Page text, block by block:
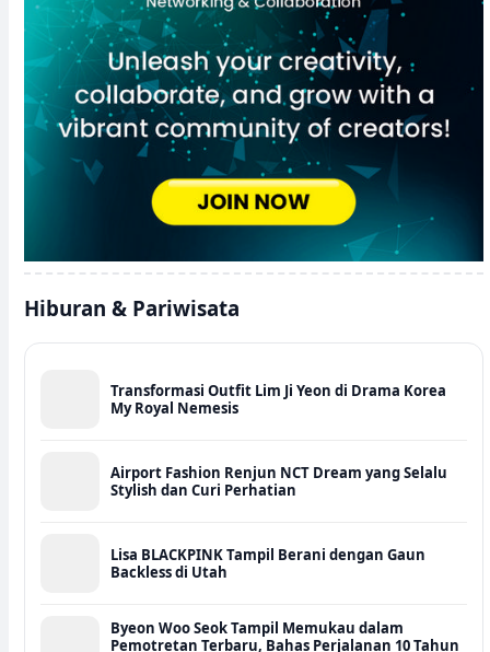
Hiburan & Pariwisata
Transformasi Outfit Lim Ji Yeon di Drama Korea
My Royal Nemesis
Airport Fashion Renjun NCT Dream yang Selalu
Stylish dan Curi Perhatian
Lisa BLACKPINK Tampil Berani dengan Gaun
Backless di Utah
Byeon Woo Seok Tampil Memukau dalam
Pemotretan Terbaru, Bahas Perjalanan 10 Tahun